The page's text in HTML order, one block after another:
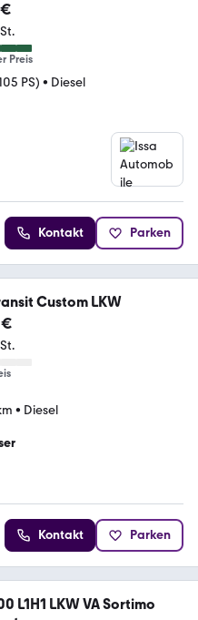
Preis
PS) • Diesel
Kontakt Parken
Custom LKW
€
• Diesel
Kontakt Parken
L1H1 LKW VA Sortimo